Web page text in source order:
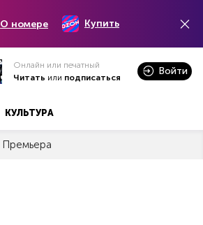
О номере Купить
Онлайн или печатный
Читать или подписаться
Войти
КУЛЬТУРА
Премьера